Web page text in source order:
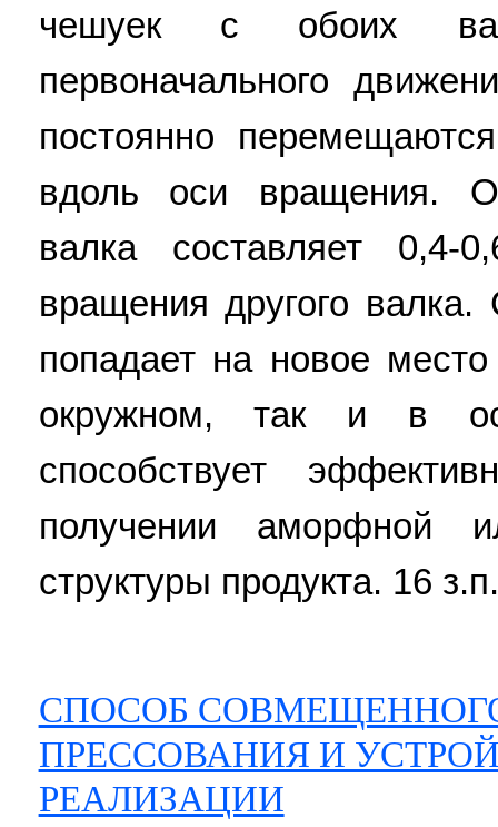
чешуек с обоих
первоначального
постоянно
вдоль оси вращения.
валка составляет 0,4-
вращения другого
попадает на новое
окружном, так и в
способствует
получении аморфной
структуры продукта. 16
СПОСОБ
ПРЕССОВАНИЯ И
РЕАЛИЗАЦИИ